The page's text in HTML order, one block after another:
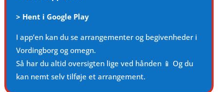
> Hent i Google Play
I app’en kan du se arrangementer og begivenheder i
Vordingborg og omegn.
Så har du altid oversigten lige ved hånden 📱 Og du
kan nemt selv tilføje et arrangement.